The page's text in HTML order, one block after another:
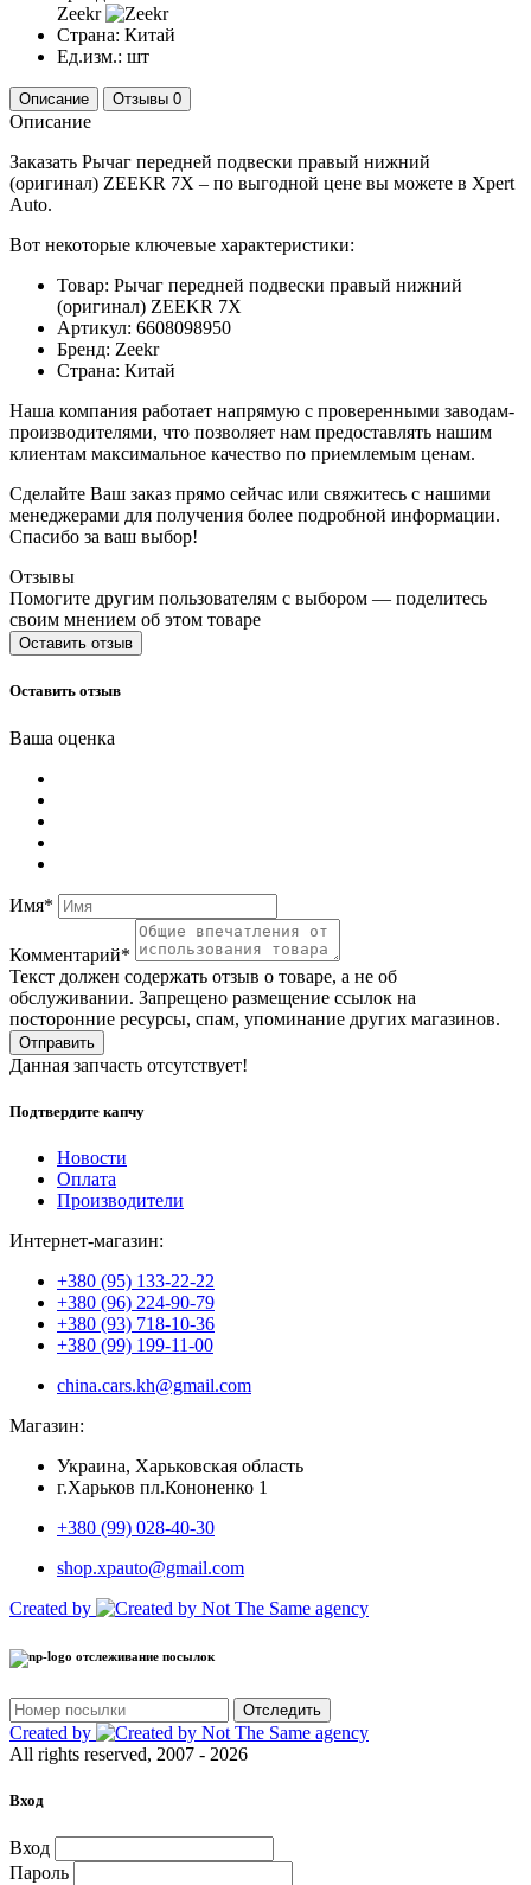
Zeekr
Страна: Китай
Ед.изм.: шт
Описание Отзывы 0
Описание
Заказать Рычаг передней подвески правый нижний
(оригинал) ZEEKR 7X – по выгодной цене вы можете в Xpert
Auto.
Вот некоторые ключевые характеристики:
Товар: Рычаг передней подвески правый нижний
(оригинал) ZEEKR 7X
Артикул: 6608098950
Бренд: Zeekr
Страна: Китай
Наша компания работает напрямую с проверенными заводам-
производителями, что позволяет нам предоставлять нашим
клиентам максимальное качество по приемлемым ценам.
Сделайте Ваш заказ прямо сейчас или свяжитесь с нашими
менеджерами для получения более подробной информации.
Спасибо за ваш выбор!
Отзывы
Помогите другим пользователям с выбором — поделитесь
своим мнением об этом товаре
Оставить отзыв
Оставить отзыв
Ваша оценка
Имя*
Комментарий*
Текст должен содержать отзыв о товаре, а не об
обслуживании. Запрещено размещение ссылок на
посторонние ресурсы, спам, упоминание других магазинов.
Отправить
Данная запчасть отсутствует!
Подтвердите капчу
Новости
Оплата
Производители
Интернет-магазин:
+380 (95) 133-22-22
+380 (96) 224-90-79
+380 (93) 718-10-36
+380 (99) 199-11-00
china.cars.kh@gmail.com
Магазин:
Украина, Харьковская область
г.Харьков пл.Кононенко 1
+380 (99) 028-40-30
shop.xpauto@gmail.com
Created by
отслеживание посылок
Отследить
Created by
All rights reserved, 2007 - 2026
Вход
Вход
Пароль